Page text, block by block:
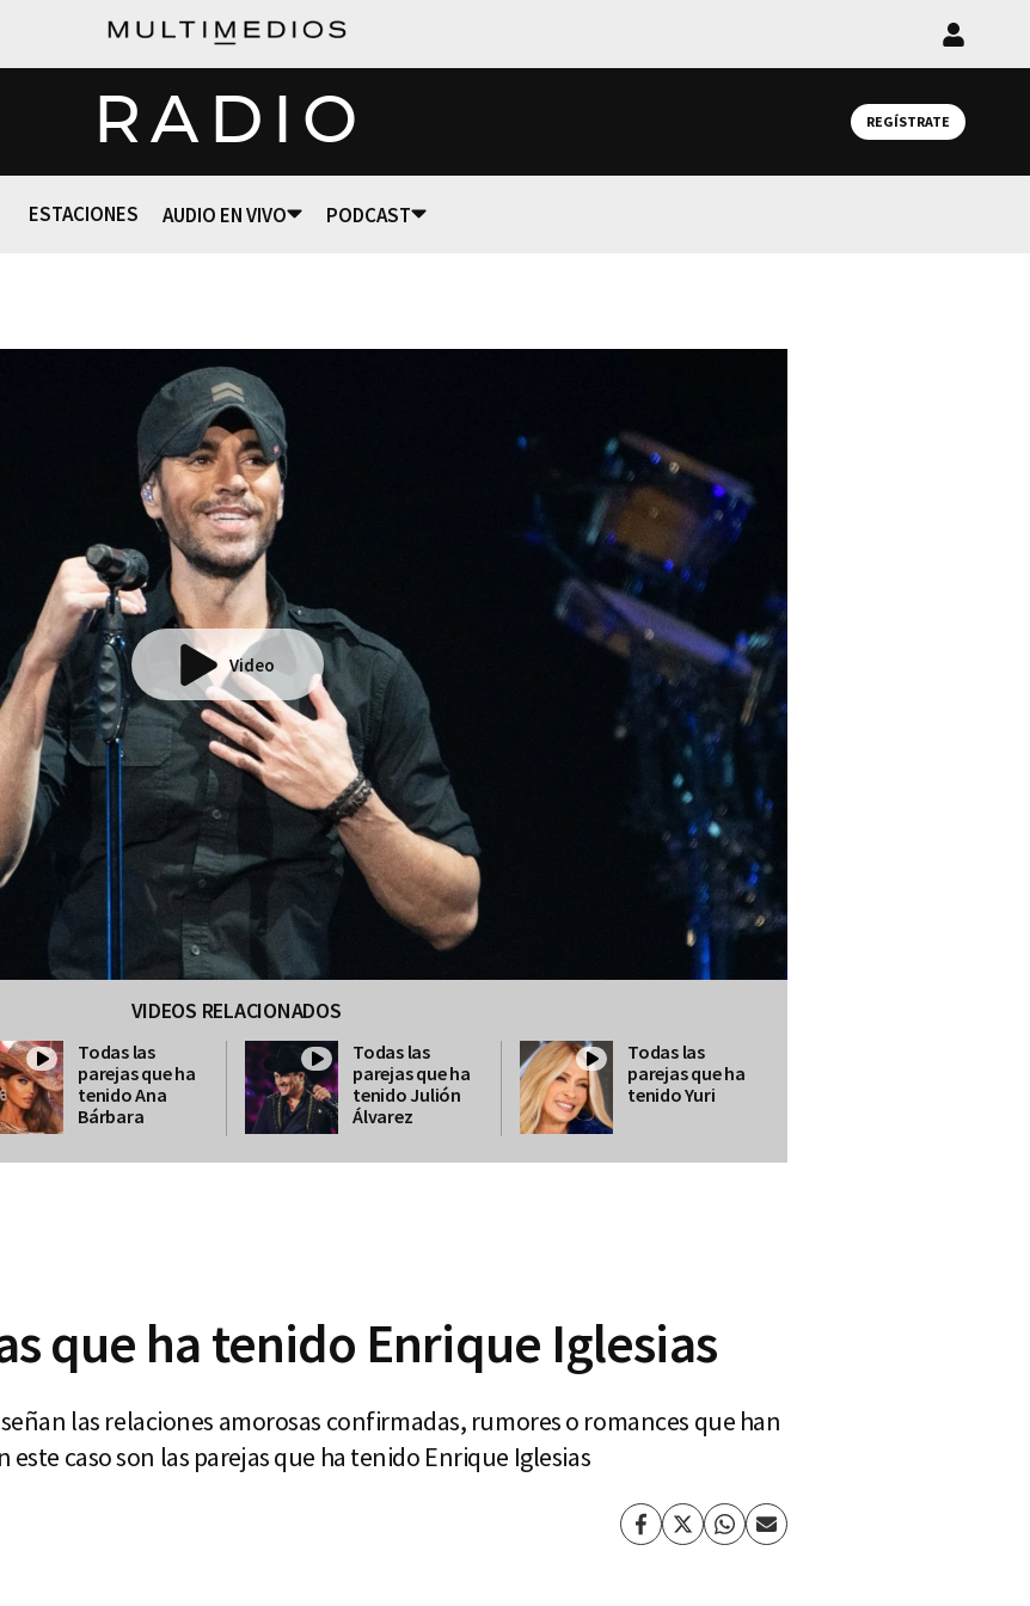
Iniciar
RADIO REGÍSTRATE
ESTACIONES AUDIO EN VIVO PODCAST
Video
VIDEOS RELACIONADOS
Todas las
parejas que ha
tenido Ana
Bárbara
Todas las
parejas que ha
tenido Julión
Álvarez
Todas las
parejas que ha
tenido Yuri
que ha tenido Enrique Iglesias
las relaciones amorosas confirmadas, rumores o romances que han
caso son las parejas que ha tenido Enrique Iglesias
Facebook
TwitterWhatsapp
Enviar